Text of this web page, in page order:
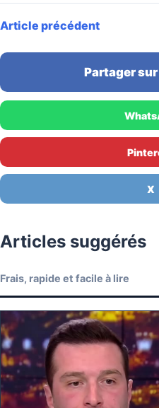
Article précédent
Partager
X
Articles suggérés
Frais, rapide et facile à lire